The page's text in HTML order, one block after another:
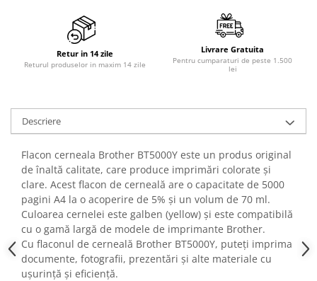
All-in-One PC
Accesorii monitoare
Componente
Placi video
Procesoare
Placi de baza
Memorii RAM
SSD-uri interne
Hard disk-uri interne
Retur in 14 zile
Returul produselor in maxim 14 zile
Livrare Gratuita
Pentru cumparaturi de peste 1.500
lei
Descriere
Flacon cerneala Brother BT5000Y este un produs original
de înaltă calitate, care produce imprimări colorate și
clare. Acest flacon de cerneală are o capacitate de 5000
pagini A4 la o acoperire de 5% și un volum de 70 ml.
Culoarea cernelei este galben (yellow) și este compatibilă
cu o gamă largă de modele de imprimante Brother.
Cu flaconul de cerneală Brother BT5000Y, puteți imprima
documente, fotografii, prezentări și alte materiale cu
ușurință și eficiență.